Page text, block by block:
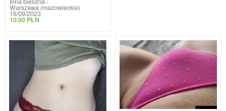
Warszawa (mazowieckie)
16/09/2023
10.00 PLN